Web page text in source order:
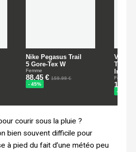
courir sous la pluie ?
bien souvent difficile pour
à pied du fait d’une météo peu